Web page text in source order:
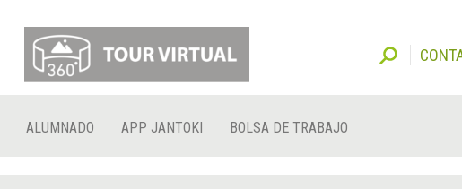
ALUMNADO APP JANTOKI BOLSA DE TRABAJO